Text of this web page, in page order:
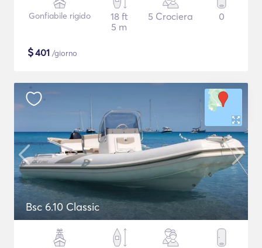
Gonfiabile rigido
18 ft
5 m
5 Crociera 0
$401 /giorno
Bsc 6.10 Classic